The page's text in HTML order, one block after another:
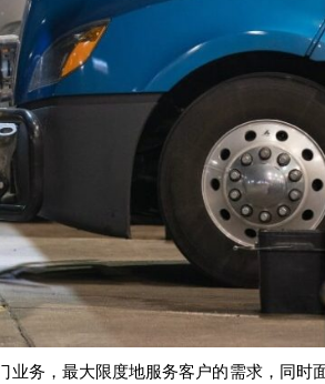
务，最大限度地服务客户的需求，同